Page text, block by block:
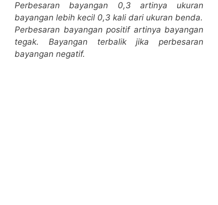
Perbesaran bayangan 0,3 artinya ukuran
bayangan lebih kecil 0,3 kali dari ukuran benda.
Perbesaran bayangan positif artinya bayangan
tegak. Bayangan terbalik jika perbesaran
bayangan negatif.